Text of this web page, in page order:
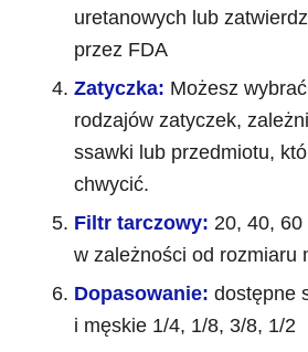
uretanowych lub
przez FDA
Zatyczka: Możesz
rodzajów zatyczek,
ssawki lub przedmiotu,
chwycić.
Filtr tarczowy: 20, 40,
w zależności od rozmiaru
Dopasowanie: dostępne
i męskie 1/4, 1/8, 3/8, 1/2